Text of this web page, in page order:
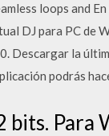
loops and
DJ para PC de
la
podrás